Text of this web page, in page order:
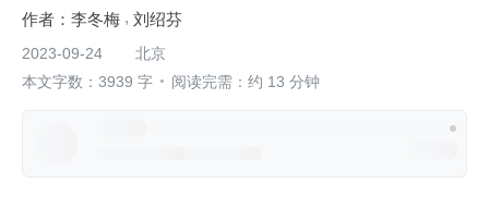
李冬梅 刘绍芬
2023-09-24
北京
本文字数：3939 字
阅读完需：约 13 分钟